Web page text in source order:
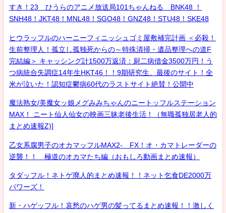
すき！23 ひうらのアニメ放送局101ちゃんねる BNK48 ！
SNH48！JKT48！MNL48！SGO48！GNZ48！STU48！SKE48
ヒウラッフルのハーニーフィニッシュゴミ屋敷補完計画 ＜必殺！
生前整理人！孤立し孤独死からの～特殊清掃・遺品整理への道F
完結編＞ キャッシング計1500万返済：厨二病借金3500万円！う
つ病統合失調症14年生HKT46！！9期研究生、最後のサイト！全
米が泣いた！認知症鬱病60代のラストサイト絶賛！公開中
魔法熟女/美魔女ッ娘メグみみちゃんのニートッフルステーション
MAX！ ニート仙人仙女の映画三昧老後生活！（無職孤独居老人的
まとめ速報Z)]
乙女系腐男子のオカマッフルMAX2- FX！オ・カマトレーダーの
逆襲！！ 極道のオカマたち編（おもしろ動画まとめ速報）
タダッフル！ネトゲ廃人的まとめ速報！！ネット乞食DE2000万
パワーズ！
新・ハゲッフル！哀愁のハゲ男の髪ってるまとめ速報！！激しく